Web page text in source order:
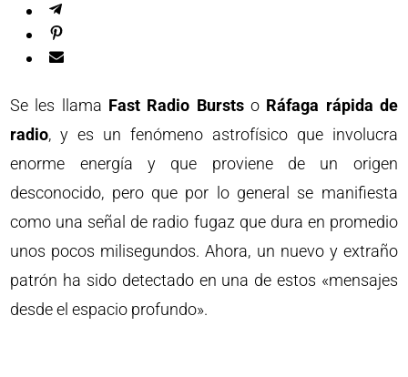
Se les llama Fast Radio Burstso Ráfaga rápida de
radio, y es un fenómeno astrofísico que involucra
enorme energía y que proviene de un origen
desconocido, pero que por lo general se manifiesta
como una señal de radio fugaz que dura en promedio
unos pocos milisegundos. Ahora, un nuevo y extraño
patrón ha sido detectado en una de estos «mensajes
desde el espacio profundo».